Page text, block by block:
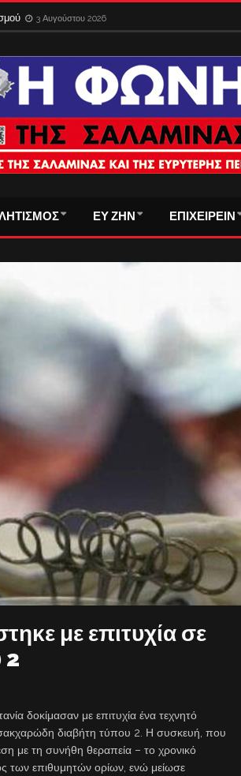
3 Αυγούστου 2026
ΕΥ ΖΗΝ ΕΠΙΧΕΙΡΕΙΝ
με επιτυχία σε
2
δοκίμασαν με επιτυχία ένα τεχνητό
διαβήτη τύπου 2. Η συσκευή, που
με τη συνήθη θεραπεία – το χρονικό
των επιθυμητών ορίων, ενώ μείωσε